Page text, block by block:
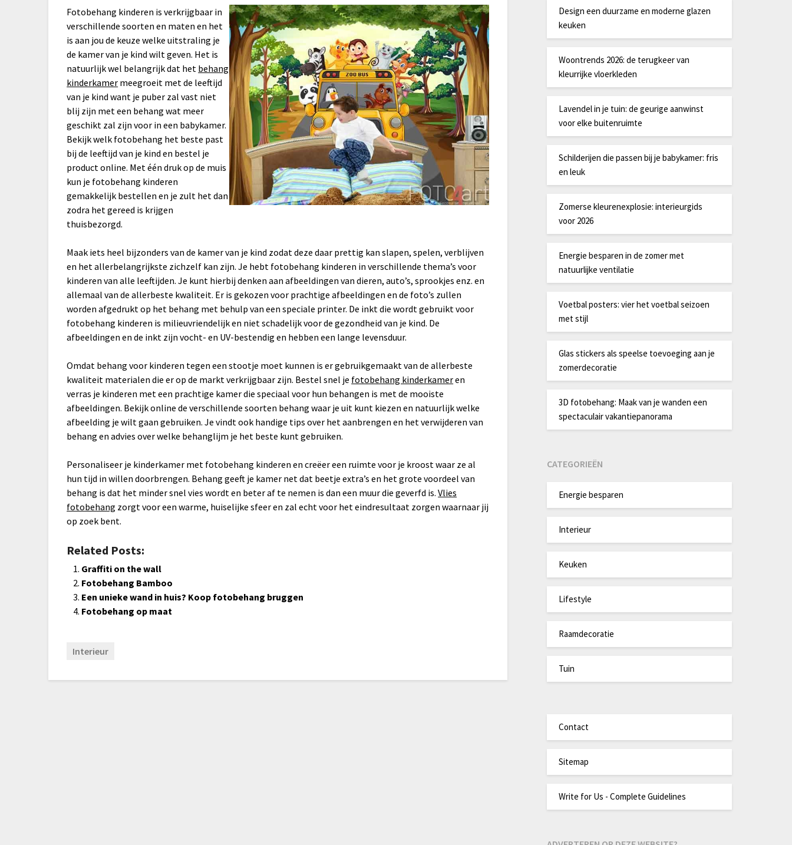
Fotobehang kinderen is verkrijgbaar in
verschillende soorten en maten en het
is aan jou de keuze welke uitstraling je
de kamer van je kind wilt geven. Het is
natuurlijk wel belangrijk dat het behang
kinderkamer meegroeit met de leeftijd
van je kind want je puber zal vast niet
blij zijn met een behang wat meer
geschikt zal zijn voor in een babykamer.
Bekijk welk fotobehang het beste past
bij de leeftijd van je kind en bestel je
product online. Met één druk op de muis
kun je fotobehang kinderen
gemakkelijk bestellen en je zult het dan
zodra het gereed is krijgen
thuisbezorgd.
Maak iets heel bijzonders van de kamer van je kind zodat deze daar prettig kan slapen, spelen, verblijven
en het allerbelangrijkste zichzelf kan zijn. Je hebt fotobehang kinderen in verschillende thema’s voor
kinderen van alle leeftijden. Je kunt hierbij denken aan afbeeldingen van dieren, auto’s, sprookjes enz. en
allemaal van de allerbeste kwaliteit. Er is gekozen voor prachtige afbeeldingen en de foto’s zullen
worden afgedrukt op het behang met behulp van een speciale printer. De inkt die wordt gebruikt voor
fotobehang kinderen is milieuvriendelijk en niet schadelijk voor de gezondheid van je kind. De
afbeeldingen en de inkt zijn vocht- en UV-bestendig en hebben een lange levensduur.
Omdat behang voor kinderen tegen een stootje moet kunnen is er gebruikgemaakt van de allerbeste
kwaliteit materialen die er op de markt verkrijgbaar zijn. Bestel snel je fotobehang kinderkameren
verras je kinderen met een prachtige kamer die speciaal voor hun behangen is met de mooiste
afbeeldingen. Bekijk online de verschillende soorten behang waar je uit kunt kiezen en natuurlijk welke
afbeelding je wilt gaan gebruiken. Je vindt ook handige tips over het aanbrengen en het verwijderen van
behang en advies over welke behanglijm je het beste kunt gebruiken.
Personaliseer je kinderkamer met fotobehang kinderen en creëer een ruimte voor je kroost waar ze al
hun tijd in willen doorbrengen. Behang geeft je kamer net dat beetje extra’s en het grote voordeel van
behang is dat het minder snel vies wordt en beter af te nemen is dan een muur die geverfd is.Vlies
fotobehang zorgt voor een warme, huiselijke sfeer en zal echt voor het eindresultaat zorgen waarnaar jij
op zoek bent.
Related Posts:
Graffiti on the wall
Fotobehang Bamboo
Een unieke wand in huis? Koop fotobehang bruggen
Fotobehang op maat
Interieur
Design een duurzame en moderne glazen
keuken
Woontrends 2026: de terugkeer van
kleurrijke vloerkleden
Lavendel in je tuin: de geurige aanwinst
voor elke buitenruimte
Schilderijen die passen bij je babykamer: fris
en leuk
Zomerse kleurenexplosie: interieurgids
voor 2026
Energie besparen in de zomer met
natuurlijke ventilatie
Voetbal posters: vier het voetbal seizoen
met stijl
Glas stickers als speelse toevoeging aan je
zomerdecoratie
3D fotobehang: Maak van je wanden een
spectaculair vakantiepanorama
CATEGORIEËN
Energie besparen
Interieur
Keuken
Lifestyle
Raamdecoratie
Tuin
Contact
Sitemap
Write for Us - Complete Guidelines